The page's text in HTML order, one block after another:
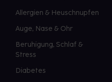
Allergien & Heuschnupfen
Auge, Nase & Ohr
Beruhigung, Schlaf &
Stress
Diabetes